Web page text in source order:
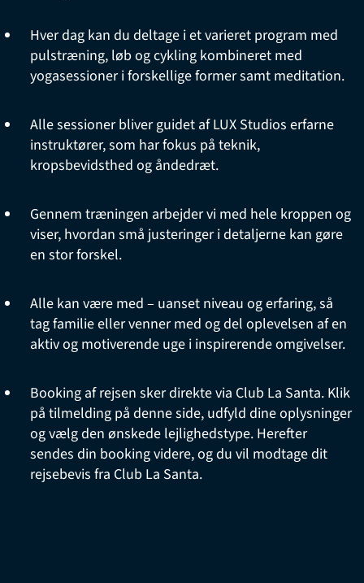
Hver dag kan du deltage i et varieret program med
pulstræning, løb og cykling kombineret med
yogasessioner i forskellige former samt meditation.
Alle sessioner bliver guidet af LUX Studios erfarne
instruktører, som har fokus på teknik,
kropsbevidsthed og åndedræt.
Gennem træningen arbejder vi med hele kroppen og
viser, hvordan små justeringer i detaljerne kan gøre
en stor forskel.
Alle kan være med – uanset niveau og erfaring, så
tag familie eller venner med og del oplevelsen af en
aktiv og motiverende uge i inspirerende omgivelser.
Booking af rejsen sker direkte via Club La Santa. Klik
på tilmelding på denne side, udfyld dine oplysninger
og vælg den ønskede lejlighedstype. Herefter
sendes din booking videre, og du vil modtage dit
rejsebevis fra Club La Santa.